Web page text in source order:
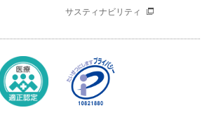
サスティナビリティ